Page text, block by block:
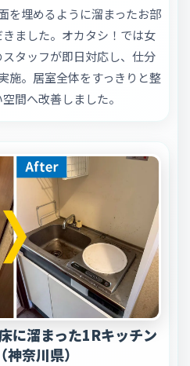
を埋めるように溜まったお部
ました。オカタシ！では女
タッフが即日対応し、仕分
施。居室全体をすっきりと整
間へ改善しました。
溜まった1Rキッチン
奈川県）